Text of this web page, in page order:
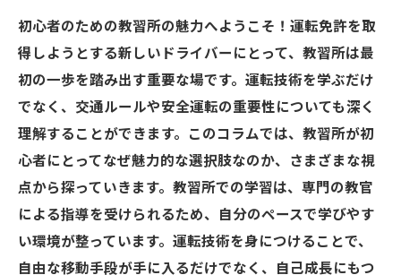
初心者のための教習所の魅力へようこそ！運転免許を取
得しようとする新しいドライバーにとって、教習所は最
初の一歩を踏み出す重要な場です。運転技術を学ぶだけ
でなく、交通ルールや安全運転の重要性についても深く
理解することができます。このコラムでは、教習所が初
心者にとってなぜ魅力的な選択肢なのか、さまざまな視
点から探っていきます。教習所での学習は、専門の教官
による指導を受けられるため、自分のペースで学びやす
い環境が整っています。運転技術を身につけることで、
自由な移動手段が手に入るだけでなく、自己成長にもつ